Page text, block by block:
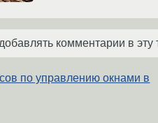
комментарии в
по управлению окнами в